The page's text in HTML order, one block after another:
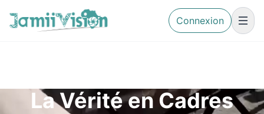
Connexion
La Vérité en Cadres